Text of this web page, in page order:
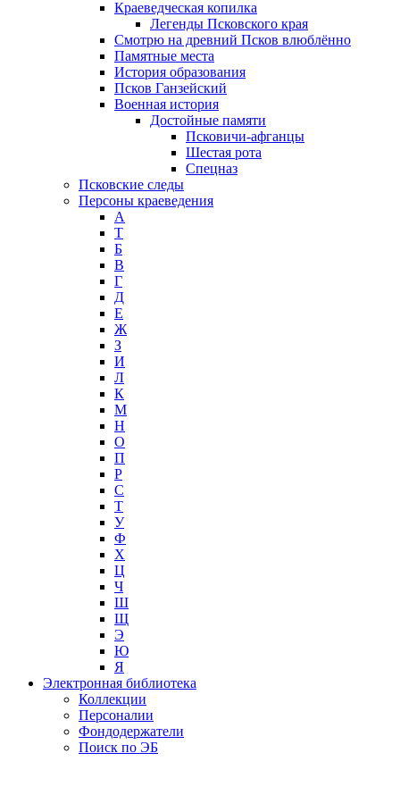
Краеведческая копилка
Легенды Псковского края
Смотрю на древний Псков влюблённо
Памятные места
История образования
Псков Ганзейский
Военная история
Достойные памяти
Псковичи-афганцы
Шестая рота
Спецназ
Псковские следы
Персоны краеведения
А
T
Б
В
Г
Д
Е
Ж
З
И
Л
К
М
Н
О
П
Р
С
Т
У
Ф
Х
Ц
Ч
Ш
Щ
Э
Ю
Я
Электронная библиотека
Коллекции
Персоналии
Фондодержатели
Поиск по ЭБ